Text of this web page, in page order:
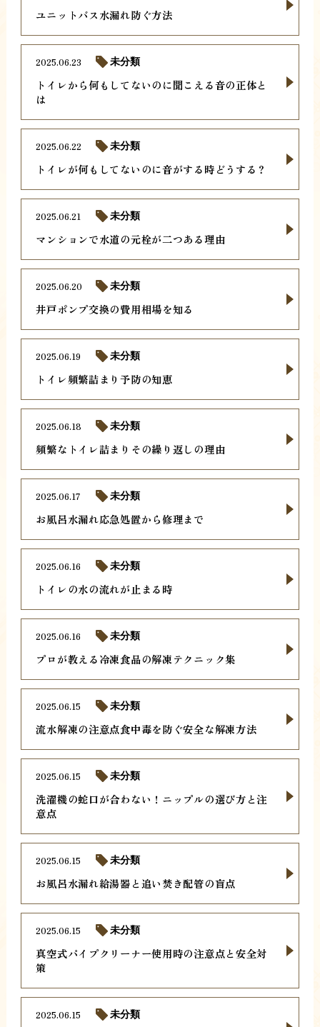
ユニットバス水漏れ防ぐ方法
トイレから何もしてないのに聞こえる音の正体と
は
2025.06.23 未分類
トイレが何もしてないのに音がする時どうする？
2025.06.22 未分類
マンションで水道の元栓が二つある理由
2025.06.21 未分類
井戸ポンプ交換の費用相場を知る
2025.06.20 未分類
トイレ頻繁詰まり予防の知恵
2025.06.19 未分類
頻繁なトイレ詰まりその繰り返しの理由
2025.06.18 未分類
お風呂水漏れ応急処置から修理まで
2025.06.17 未分類
トイレの水の流れが止まる時
2025.06.16 未分類
プロが教える冷凍食品の解凍テクニック集
2025.06.16 未分類
流水解凍の注意点食中毒を防ぐ安全な解凍方法
2025.06.15 未分類
洗濯機の蛇口が合わない！ニップルの選び方と注
意点
2025.06.15 未分類
お風呂水漏れ給湯器と追い焚き配管の盲点
2025.06.15 未分類
真空式パイプクリーナー使用時の注意点と安全対
策
2025.06.15 未分類
2025.06.15 未分類